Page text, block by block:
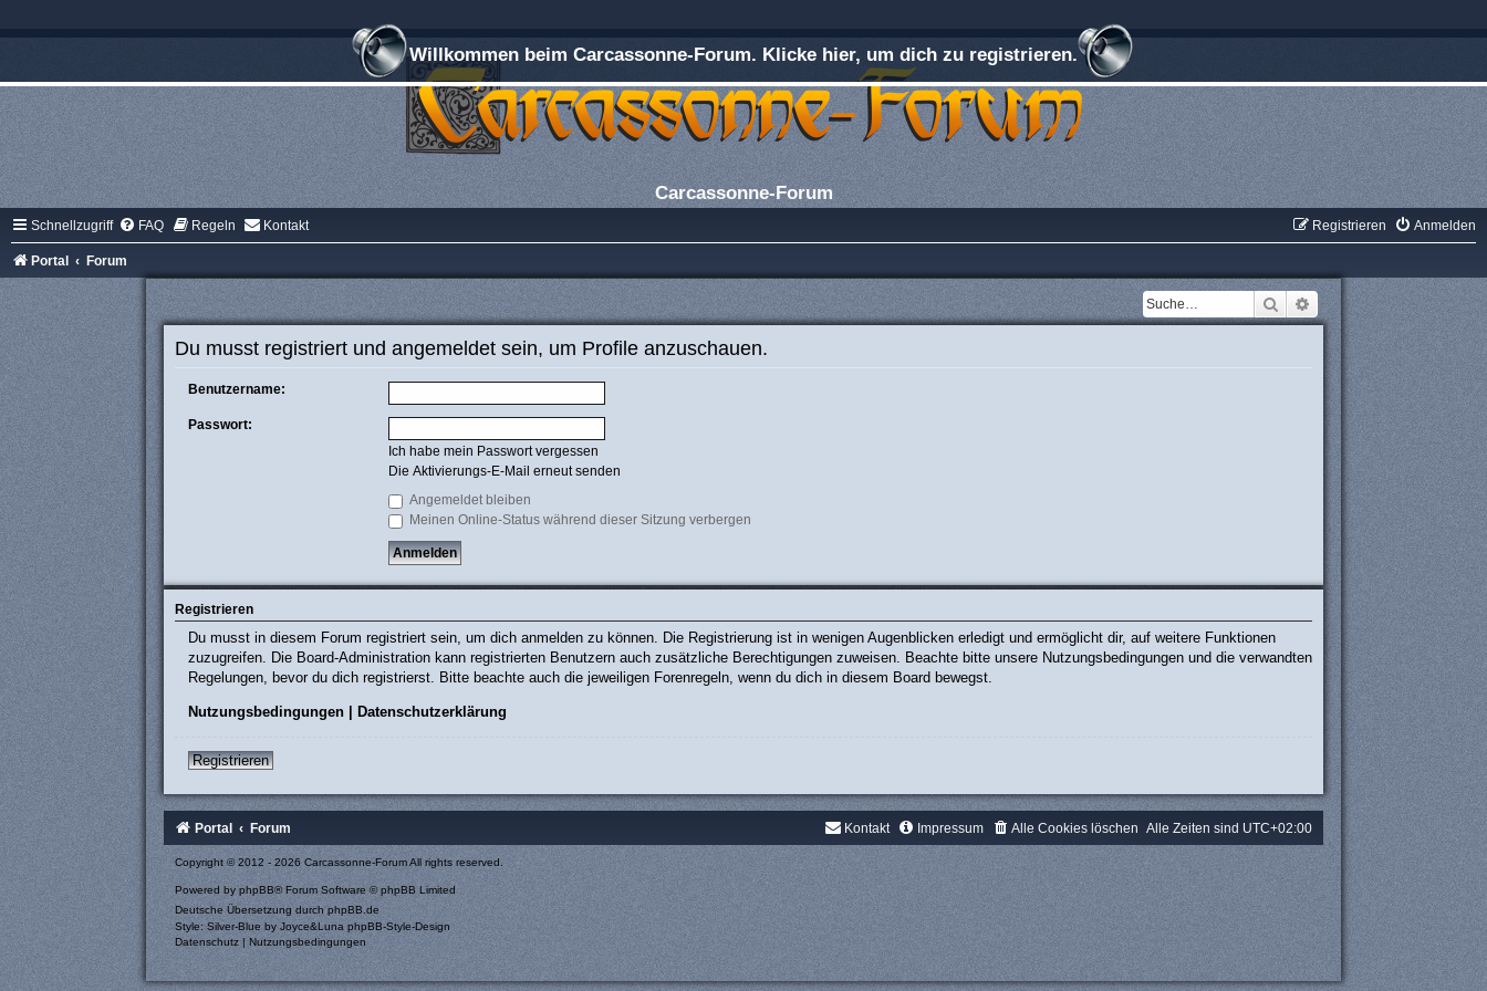
Willkommen beim Carcassonne-Forum. Klicke hier, um dich zu registrieren.
Carcassonne-Forum
Schnellzugriff FAQ Regeln Kontakt Anmelden
Registrieren
Portal Forum
Suche Erweiterte Suche
Du musst registriert und angemeldet sein, um Profile anzuschauen.
Benutzername:
Passwort:
Ich habe mein Passwort vergessen
Die Aktivierungs-E-Mail erneut senden
Angemeldet bleiben
Meinen Online-Status während dieser Sitzung verbergen
Registrieren
Du musst in diesem Forum registriert sein, um dich anmelden zu können. Die Registrierung ist in wenigen Augenblicken erledigt und ermöglicht dir, auf weitere Funktionen
zuzugreifen. Die Board-Administration kann registrierten Benutzern auch zusätzliche Berechtigungen zuweisen. Beachte bitte unsere Nutzungsbedingungen und die verwandten
Regelungen, bevor du dich registrierst. Bitte beachte auch die jeweiligen Forenregeln, wenn du dich in diesem Board bewegst.
Nutzungsbedingungen| Datenschutzerklärung
Registrieren
Portal Forum Alle Zeiten sind UTC+02:00
Alle Cookies löschen
Impressum
Kontakt
Copyright © 2012 - 2026 Carcassonne-Forum All rights reserved.
Powered by phpBB® Forum Software © phpBB Limited
Deutsche Übersetzung durchphpBB.de
Style: Silver-Blue by Joyce&Luna phpBB-Style-Design
Datenschutz | Nutzungsbedingungen